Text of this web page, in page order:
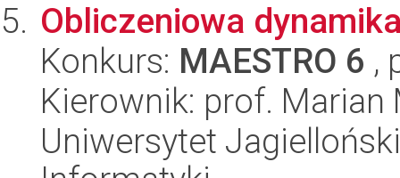
Obliczeniowa
Konkurs: MAESTRO 6 ,
Kierownik: prof. Marian
Uniwersytet